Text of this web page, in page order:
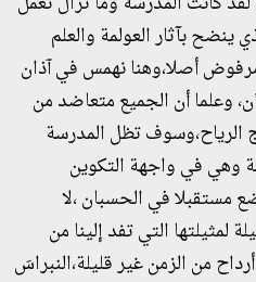
بآثار العولمة والعلم
مرفوض أصلا،وهنا نهمس في آذان
وعلما أن الجميع متعاضد من
الرياح،وسوف تظل المدرسة
وهي في واجهة التكوين
مستقبلا في الحسبان ،لا
التي تفد إلينا من
من الزمن غير قليلة،النبراسَ